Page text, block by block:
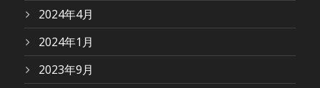
2024年4月
2024年1月
2023年9月